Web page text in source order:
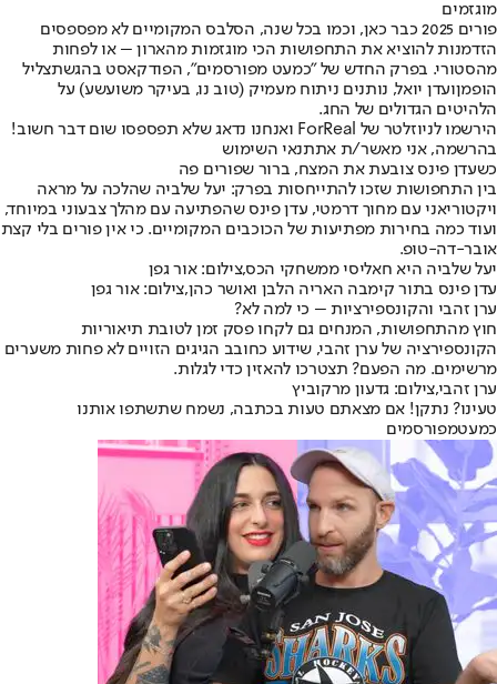
מוגזמים
פורים 2025 כבר כאן, וכמו בכל שנה, הסלבס המקומיים לא מפספסים
הזדמנות להוציא את התחפושות הכי מוגזמות מהארון – או לפחות
מהסטורי. בפרק החדש של "כמעט מפורסמים", הפודקאסט בהגשתצליל
הופמןועדן יואל, נותנים ניתוח מעמיק (טוב נו, בעיקר משועשע) על
הלהיטים הגדולים של החג.
הירשמו לניוזלטר של ForReal ואנחנו נדאג שלא תפספסו שום דבר חשוב!
בהרשמה, אני מאשר/ת אתתנאי השימוש
כשעדן פינס צובעת את המצח, ברור שפורים פה
בין התחפושות שזכו להתייחסות בפרק: יעל שלביה שהלכה על מראה
ויקטוריאני עם מחוך דרמטי, עדן פינס שהפתיעה עם מהלך צבעוני במיוחד,
ועוד כמה בחירות מפתיעות של הכוכבים המקומיים. כי אין פורים בלי קצת
אובר-דה-טופ.
יעל שלביה היא חאליסי ממשחקי הכס,צילום: אור גפן
עדן פינס בתור קימבה האריה הלבן ואושר כהן,צילום: אור גפן
ערן זהבי והקונספירציות – כי למה לא?
חוץ מהתחפושות, המנחים גם לקחו פסק זמן לטובת תיאוריות
הקונספירציה של ערן זהבי, שידוע כחובב הגיגים הזויים לא פחות משערים
מרשימים. מה הפעם? תצטרכו להאזין כדי לגלות.
ערן זהבי,צילום: גדעון מרקוביץ
טעינו? נתקן! אם מצאתם טעות בכתבה, נשמח שתשתפו אותנו
כמעטמפורסמים